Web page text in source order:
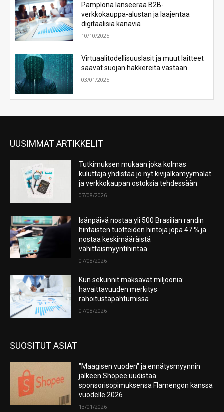
Pamplona lanseeraa B2B-
verkkokauppa-alustan ja laajentaa
digitaalisia kanavia
10/10/2025
Virtuaalitodellisuuslasit ja muut laitteet
saavat suojan hakkereita vastaan
03/01/2025
UUSIMMAT ARTIKKELIT
Tutkimuksen mukaan joka kolmas
kuluttaja yhdistää jo nyt kivijalkamyymälät
ja verkkokaupan ostoksia tehdessään
07/08/2026
Isänpäivä nostaa yli 500 Brasilian randin
hintaisten tuotteiden hintoja jopa 47 % ja
nostaa keskimääräistä
vähittäismyyntihintaa
07/08/2026
Kun sekunnit maksavat miljoonia:
havaittavuuden merkitys
rahoitustapahtumissa
07/08/2026
SUOSITUT ASIAT
"Maagisen vuoden" ja ennätysmyynnin
jälkeen Shopee uudistaa
sponsorisopimuksensa Flamengon kanssa
vuodelle 2026
13/01/2026